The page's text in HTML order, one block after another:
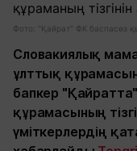
Фото: "Қайрат" ФК баспасөз
Словакиялық
ұлттық
бапкер
құрамасының
үміткерлердің